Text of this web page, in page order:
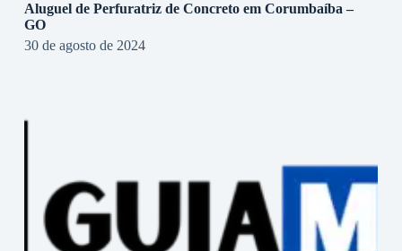
Aluguel de Perfuratriz de Concreto em Corumbaíba –
GO
30 de agosto de 2024